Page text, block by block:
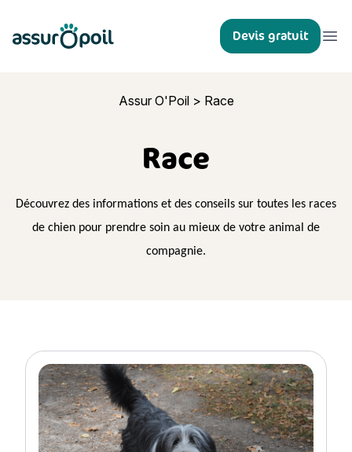
Assur O'Poil Devis gratuit
Assur O'Poil> Race
Race
Découvrez des informations et des conseils sur toutes les races
de chien pour prendre soin au mieux de votre animal de
compagnie.